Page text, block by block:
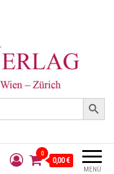
Search Button
MENÜ
0
0,00 €